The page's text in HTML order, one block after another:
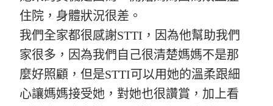
住院，身體狀況很差。
我們全家都很感謝STTI，因為他幫助我們
家很多，因為我們自己很清楚媽媽不是那
麼好照顧，但是STTI可以用她的溫柔跟細
心讓媽媽接受她，對她也很讚賞，加上看